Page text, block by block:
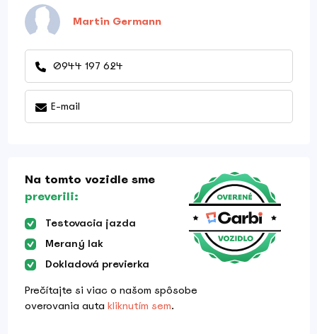
Martin Germann
0944 197 624
E-mail
Na tomto vozidle sme
preverili:
Testovacia jazda
Meraný lak
Dokladová previerka
Prečítajte si viac o našom spôsobe
overovania auta kliknutím sem.